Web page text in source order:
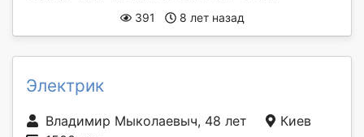
391 8 лет назад
Электрик
Владимир Мыколаевыч, 48 лет
Киев